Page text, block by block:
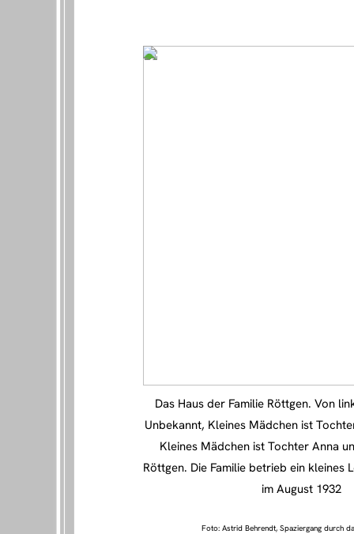
Das Haus der Familie Röttgen. Von
Unbekannt, Kleines Mädchen ist
Kleines Mädchen ist Tochter Anna
Röttgen. Die Familie betrieb ein kleines
im August 1932
Foto: Astrid Behrendt, Spaziergang durch